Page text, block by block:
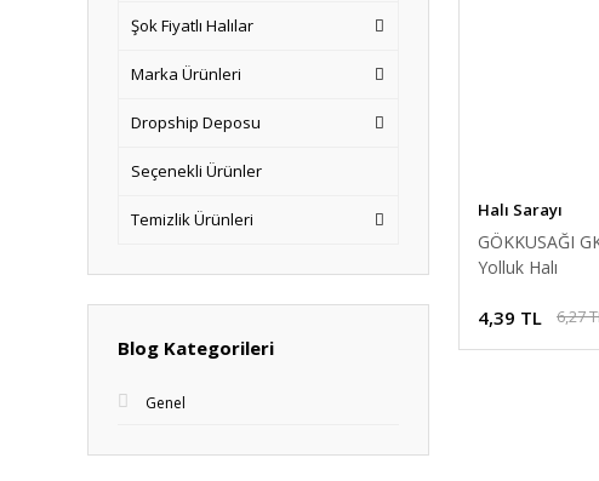
Şok Fiyatlı Halılar
Marka Ürünleri
Dropship Deposu
Seçenekli Ürünler
Temizlik Ürünleri
Blog Kategorileri
Genel
Halı Sarayı
GÖKKUSAĞI
Yolluk Halı
4,39 TL 6,27